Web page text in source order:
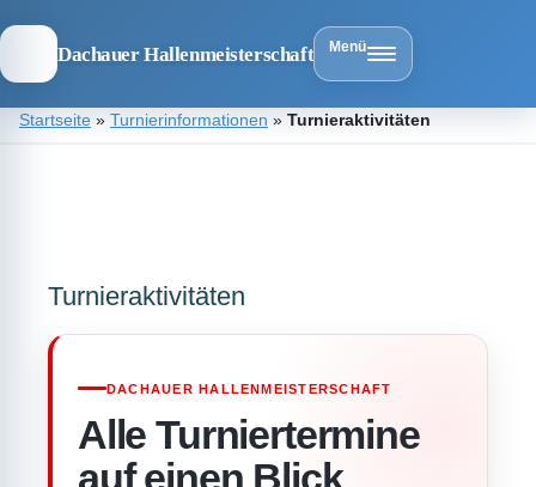
Dachauer Hallenmeisterschaft Menü
ZumStartseite » Turnierinformationen » Turnieraktivitäten
Turnieraktivitäten
DACHAUER HALLENMEISTERSCHAFT
Alle Turniertermine
auf einen Blick